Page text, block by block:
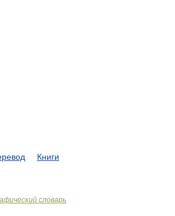
Книги
словарь